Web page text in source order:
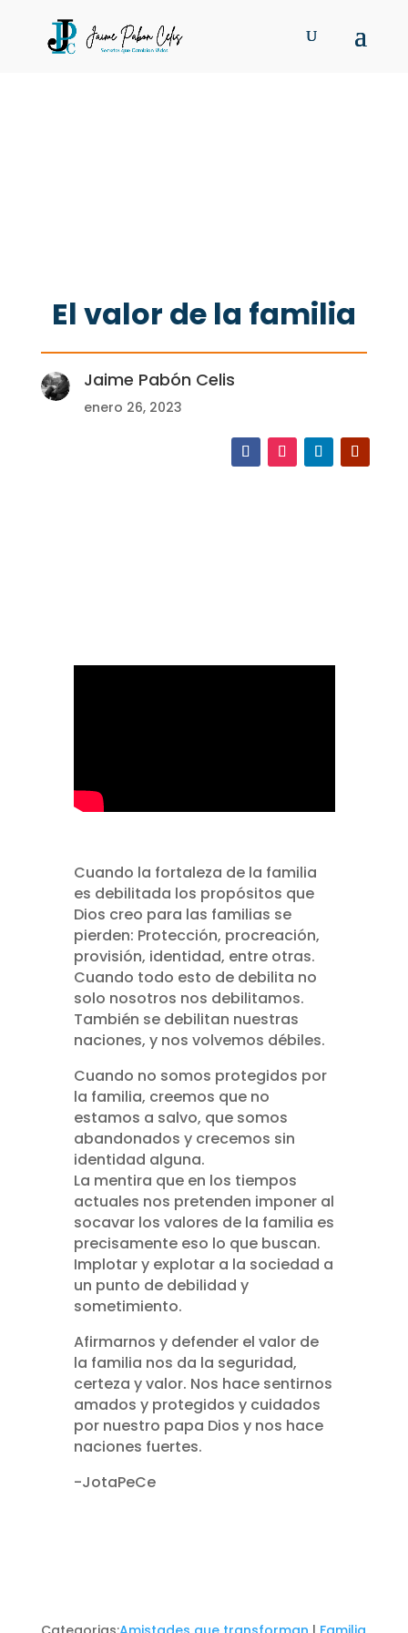
El valor de la familia
Jaime Pabón Celis
enero 26, 2023
Cuando la fortaleza de la familia
es debilitada los propósitos que
Dios creo para las familias se
pierden: Protección, procreación,
provisión, identidad, entre otras.
Cuando todo esto de debilita no
solo nosotros nos debilitamos.
También se debilitan nuestras
naciones, y nos volvemos débiles.
Cuando no somos protegidos por
la familia, creemos que no
estamos a salvo, que somos
abandonados y crecemos sin
identidad alguna.
La mentira que en los tiempos
actuales nos pretenden imponer al
socavar los valores de la familia es
precisamente eso lo que buscan.
Implotar y explotar a la sociedad a
un punto de debilidad y
sometimiento.
Afirmarnos y defender el valor de
la familia nos da la seguridad,
certeza y valor. Nos hace sentirnos
amados y protegidos y cuidados
por nuestro papa Dios y nos hace
naciones fuertes.
-JotaPeCe